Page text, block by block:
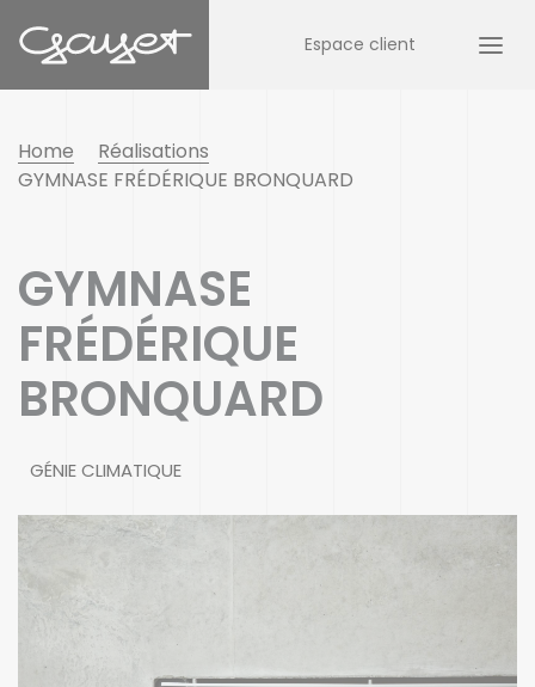
Espace client
Home
Réalisations
GYMNASE FRÉDÉRIQUE BRONQUARD
GYMNASE
FRÉDÉRIQUE
BRONQUARD
GÉNIE CLIMATIQUE